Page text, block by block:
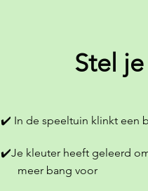
Stel
✔️ In de speeltuin klinkt een
✔️Je kleuter heeft geleerd
meer bang voor